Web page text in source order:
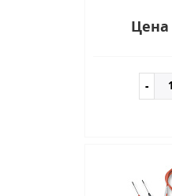
Цена